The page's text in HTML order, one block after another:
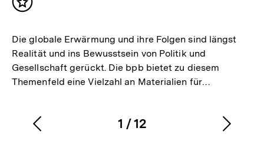
Inhalt
Die globale Erwärmung und ihre Folgen sind längst
Realität und ins Bewusstsein von Politik und
Gesellschaft gerückt. Die bpb bietet zu diesem
Themenfeld eine Vielzahl an Materialien für…
Karussellinhalt
1
von
/12
Vorherigen